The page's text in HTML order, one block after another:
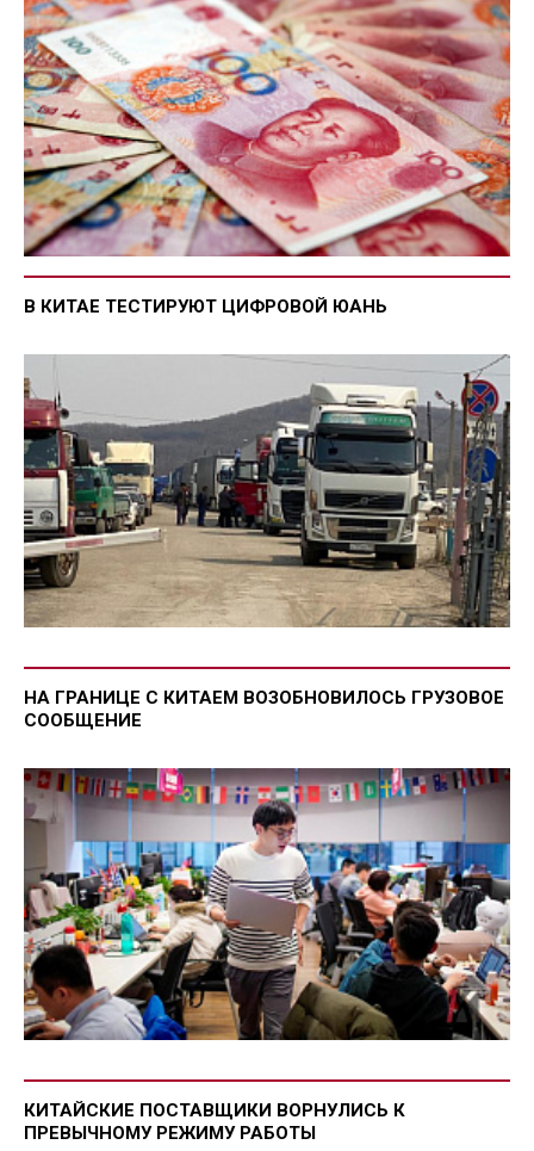
В КИТАЕ ТЕСТИРУЮТ ЦИФРОВОЙ ЮАНЬ
НА ГРАНИЦЕ С КИТАЕМ ВОЗОБНОВИЛОСЬ ГРУЗОВОЕ
СООБЩЕНИЕ
КИТАЙСКИЕ ПОСТАВЩИКИ ВОРНУЛИСЬ К
ПРЕВЫЧНОМУ РЕЖИМУ РАБОТЫ